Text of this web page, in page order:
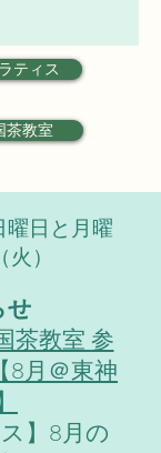
ティス
茶教室
曜日と月曜
）
せ
茶教室 参
8月＠東神
】8月の